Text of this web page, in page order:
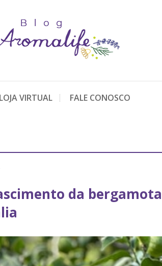
LOJA VIRTUAL FALE CONOSCO
da bergamota